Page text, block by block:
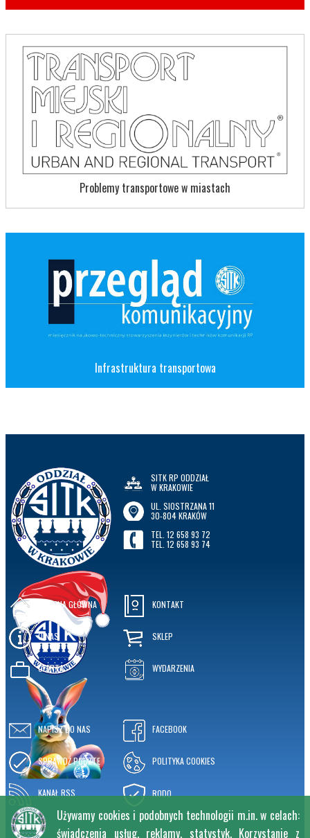
Problemy transportowe w miastach
Infrastruktura transportowa
SITK RP ODDZIAŁ
W KRAKOWIE
UL. SIOSTRZANA 11
30-804 KRAKÓW
TEL. 12 658 93 72
TEL. 12 658 93 74
STRONA GŁÓWNA
O NAS
OFERTA
KONTAKT
SKLEP
WYDARZENIA
NAPISZ DO NAS
SPRAWDŹ POCZTĘ
KANAŁ RSS
FACEBOOK
POLITYKA COOKIES
RODO
Używamy cookies i podobnych technologii m.in. w celach:
świadczenia usług, reklamy, statystyk. Korzystanie z